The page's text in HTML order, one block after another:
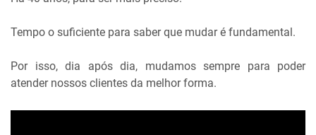
Tempo o suficiente para saber que mudar é fundamental.
Por isso, dia após dia, mudamos sempre para poder
atender nossos clientes da melhor forma.